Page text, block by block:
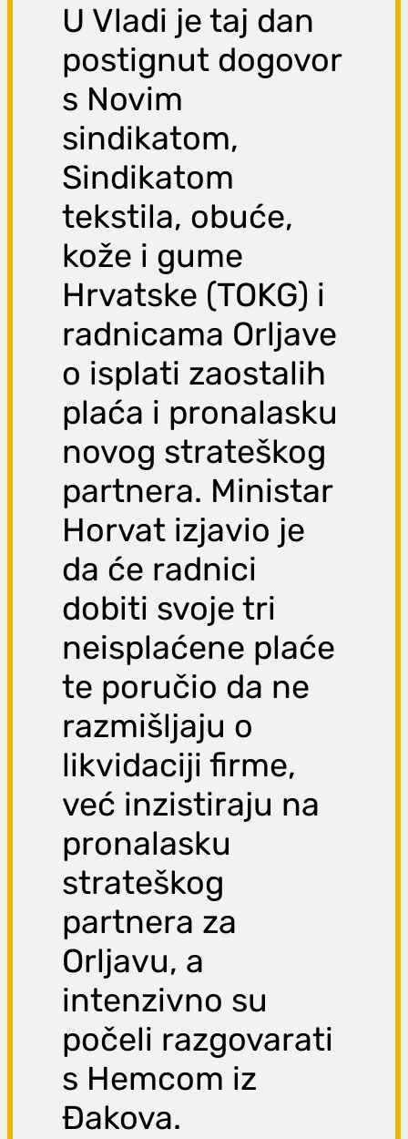
U Vladi je taj dan
postignut dogovor
s Novim
sindikatom,
Sindikatom
tekstila, obuće,
kože i gume
Hrvatske (TOKG) i
radnicama Orljave
o isplati zaostalih
plaća i pronalasku
novog strateškog
partnera. Ministar
Horvat izjavio je
da će radnici
dobiti svoje tri
neisplaćene plaće
te poručio da ne
razmišljaju o
likvidaciji firme,
već inzistiraju na
pronalasku
strateškog
partnera za
Orljavu, a
intenzivno su
počeli razgovarati
s Hemcom iz
Đakova.